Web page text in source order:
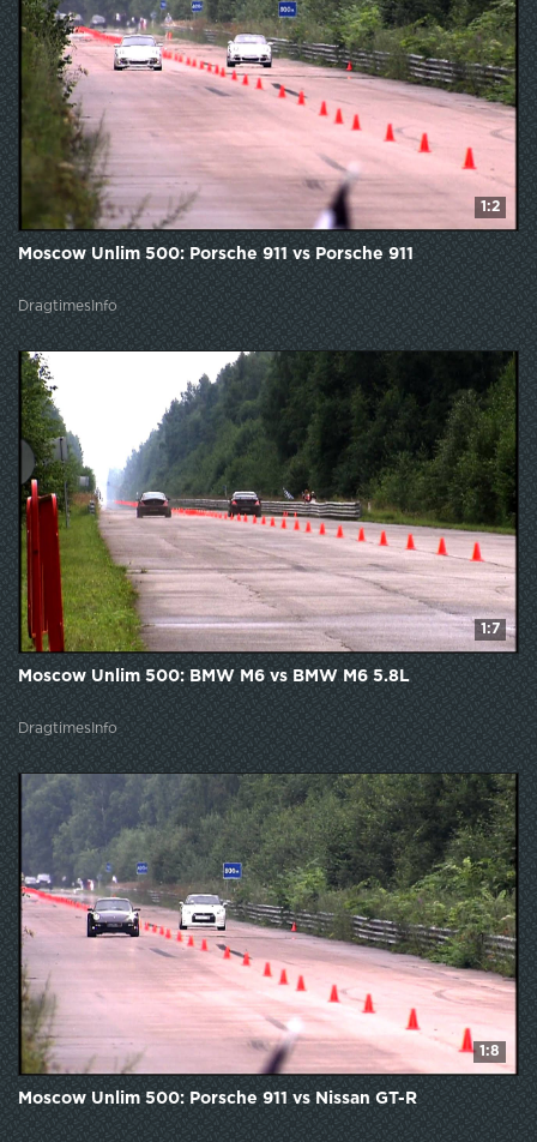
1:2
Moscow Unlim 500: Porsche 911 vs Porsche 911
DragtimesInfo
1:7
Moscow Unlim 500: BMW M6 vs BMW M6 5.8L
DragtimesInfo
1:8
Moscow Unlim 500: Porsche 911 vs Nissan GT-R